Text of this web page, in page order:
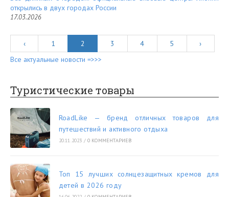
открылись в двух городах России
17.03.2026
‹ 1 2 3 4 5
›
Все актуальные новости =>>>
Туристические товары
RoadLike — бренд отличных товаров для
путешествий и активного отдыха
20.11.2023 / 0 КОММЕНТАРИЕВ
Топ 15 лучших солнцезащитных кремов для
детей в 2026 году